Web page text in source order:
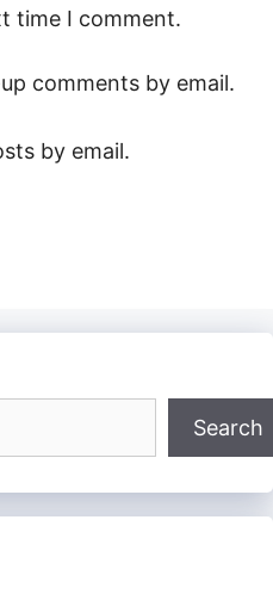
time I comment.
comments by email.
by email.
Search